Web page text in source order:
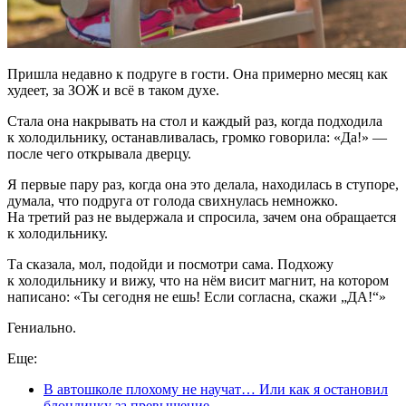
Пришла недавно к подруге в гости. Она примерно месяц как
худеет, за ЗОЖ и всё в таком духе.
Стала она накрывать на стол и каждый раз, когда подходила
к холодильнику, останавливалась, громко говорила: «Да!» —
после чего открывала дверцу.
Я первые пару раз, когда она это делала, находилась в ступоре,
думала, что подруга от голода свихнулась немножко.
На третий раз не выдержала и спросила, зачем она обращается
к холодильнику.
Та сказала, мол, подойди и посмотри сама. Подхожу
к холодильнику и вижу, что на нём висит магнит, на котором
написано: «Ты сегодня не ешь! Если согласна, скажи „ДА!“»
Гениально.
Еще:
В автошколе плохому не научат… Или как я остановил